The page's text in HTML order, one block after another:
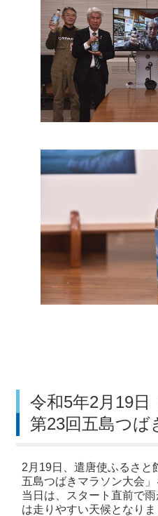
令和5年2月19日
第23回五島つば
2月19日、遣唐使ふるさと
五島つばきマラソン大会」
当日は、スタート直前で
は走りやすい天候となり